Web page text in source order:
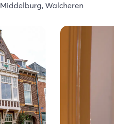
Middelburg, Walcheren